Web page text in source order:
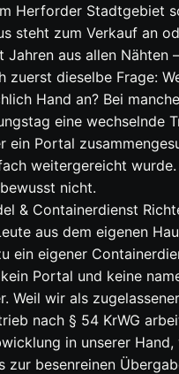
Herforder Stadtgebiet
steht zum Verkauf an
Jahren aus allen Nähten
zuerst dieselbe Frage:
Hand an? Bei
eine wechselnde
ein Portal
weitergereicht wurde.
nicht.
& Containerdienst
aus dem eigenen
ein eigener
Portal und keine
Weil wir als zugelassener
nach § 54 KrWG
in unserer
zur besenreinen